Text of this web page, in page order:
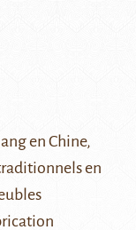
en Chine,
en